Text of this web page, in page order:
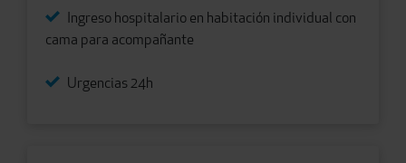
Ingreso hospitalario en habitación individual con
cama para acompañante
Urgencias 24h